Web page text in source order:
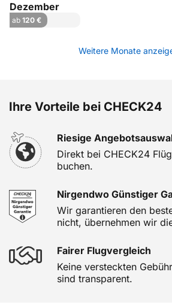
Dezember
ab120 €
Weitere Monate
Ihre Vorteile bei CHECK24
Riesige
Direkt bei CHECK24
buchen.
Nirgendwo Günstiger
Wir garantieren den
nicht, übernehmen wir
Fairer Flugvergleich
Keine versteckten
sind transparent.